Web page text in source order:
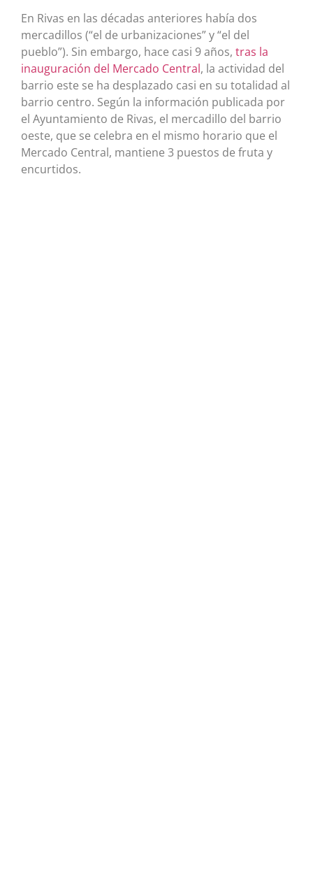
En Rivas en las décadas anteriores había dos
mercadillos (“el de urbanizaciones” y “el del
pueblo”). Sin embargo, hace casi 9 años, tras la
inauguración del Mercado Central, la actividad del
barrio este se ha desplazado casi en su totalidad al
barrio centro. Según la información publicada por
el Ayuntamiento de Rivas, el mercadillo del barrio
oeste, que se celebra en el mismo horario que el
Mercado Central, mantiene 3 puestos de fruta y
encurtidos.